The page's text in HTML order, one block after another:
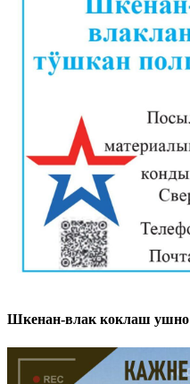
Шкенан-влак коклаш ушно